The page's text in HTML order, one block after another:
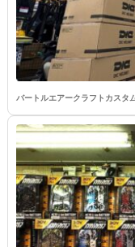
バートルエアークラフトカスタ